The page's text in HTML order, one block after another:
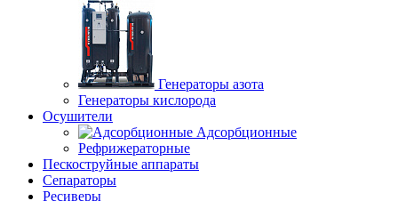
Генераторы азота
Генераторы кислорода
Осушители
Адсорбционные
Рефрижераторные
Пескоструйные аппараты
Сепараторы
Ресиверы